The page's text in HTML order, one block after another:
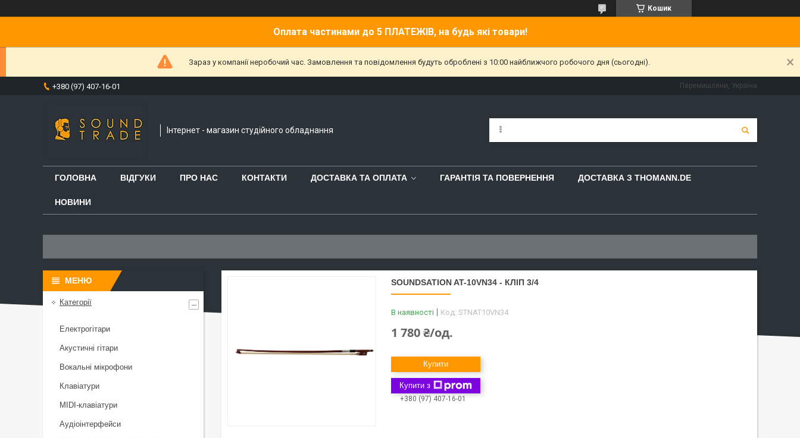
Кошик
Оплата частинами до 5 ПЛАТЕЖІВ, на будь які товари!
Зараз у компанії неробочий час. Замовлення та повідомлення будуть оброблені з 10:00 найближчого робочого дня (сьогодні).
+380 (97) 407-16-01 Перемишляни, Україна
Інтернет - магазин студійного обладнання
ГОЛОВНА ВІДГУКИ ПРО НАС КОНТАКТИ ДОСТАВКА ТА ОПЛАТА ГАРАНТІЯ ТА ПОВЕРНЕННЯ ДОСТАВКА З THOMANN.DE
НОВИНИ
SOUNDSATION AT-10VN34 - КЛІП 3/4
В наявності Код: STNAT10VN34
1 780 ₴/од.
Купити
Купити з
+380 (97) 407-16-01
Категорії
Електрогітари
Акустичні гітари
Вокальні мікрофони
Клавіатури
MIDI-клавіатури
Аудіоінтерфейси